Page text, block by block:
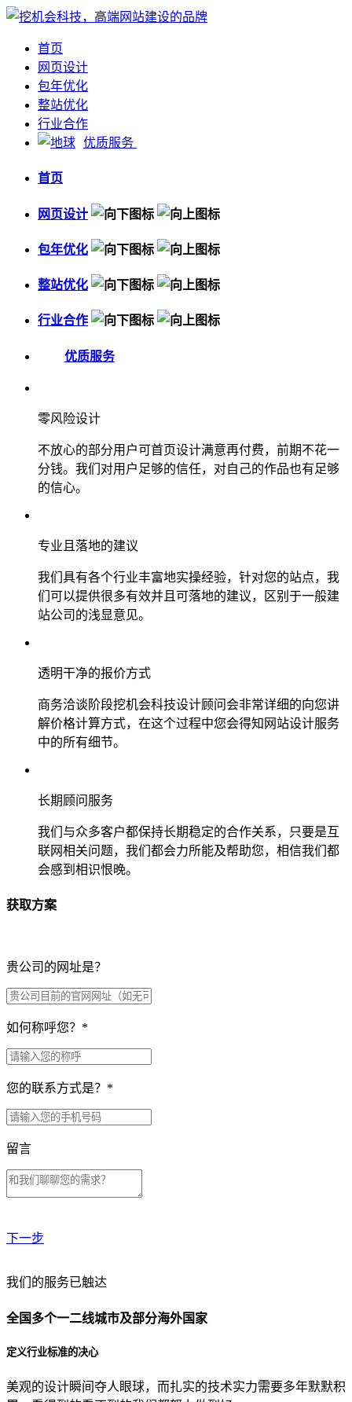
首页
网页设计
包年优化
整站优化
行业合作
优质服务
首页
网页设计
包年优化
整站优化
行业合作
优质服务
零风险设计
不放心的部分用户可首页设计满意再付费，前期不花一
分钱。我们对用户足够的信任，对自己的作品也有足够
的信心。
专业且落地的建议
我们具有各个行业丰富地实操经验，针对您的站点，我
们可以提供很多有效并且可落地的建议，区别于一般建
站公司的浅显意见。
透明干净的报价方式
商务洽谈阶段挖机会科技设计顾问会非常详细的向您讲
解价格计算方式，在这个过程中您会得知网站设计服务
中的所有细节。
长期顾问服务
我们与众多客户都保持长期稳定的合作关系，只要是互
联网相关问题，我们都会力所能及帮助您，相信我们都
会感到相识恨晚。
获取方案
贵公司的网址是？
如何称呼您？ *
您的联系方式是？ *
留言
下一步
贵公司预算范围是？
贵公司的团队规模是？
我们的服务已触达
全国多个一二线城市及部分海外国家
定义行业标准的决心
美观的设计瞬间夺人眼球，而扎实的技术实力需要多年默默积